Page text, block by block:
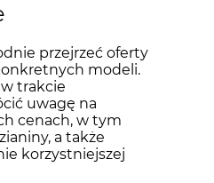
przejrzeć oferty
modeli.
trakcie
uwagę na
cenach, w tym
a także
korzystniejszej